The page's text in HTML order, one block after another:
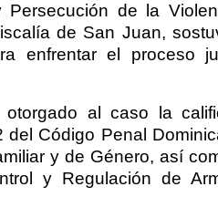
de la
de San Juan,
enfrentar el proceso
al caso la
del Código Penal
y de Género, así
y Regulación de